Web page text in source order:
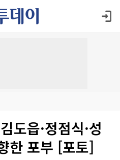
도읍·정점식·성
한 포부 [포토]